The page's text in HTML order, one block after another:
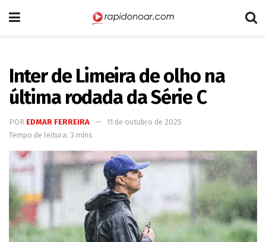
Inter de Limeira de olho na
última rodada da Série C
POR EDMAR FERREIRA
11 de outubro de 2025
Tempo de leitura: 3 mins